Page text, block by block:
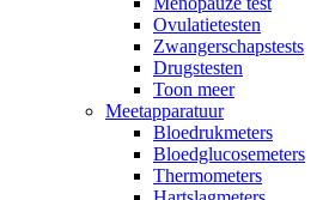
Ovulatietesten
Zwangerschapstests
Drugstesten
Toon meer
Meetapparatuur
Bloedrukmeters
Bloedglucosemeters
Thermometers